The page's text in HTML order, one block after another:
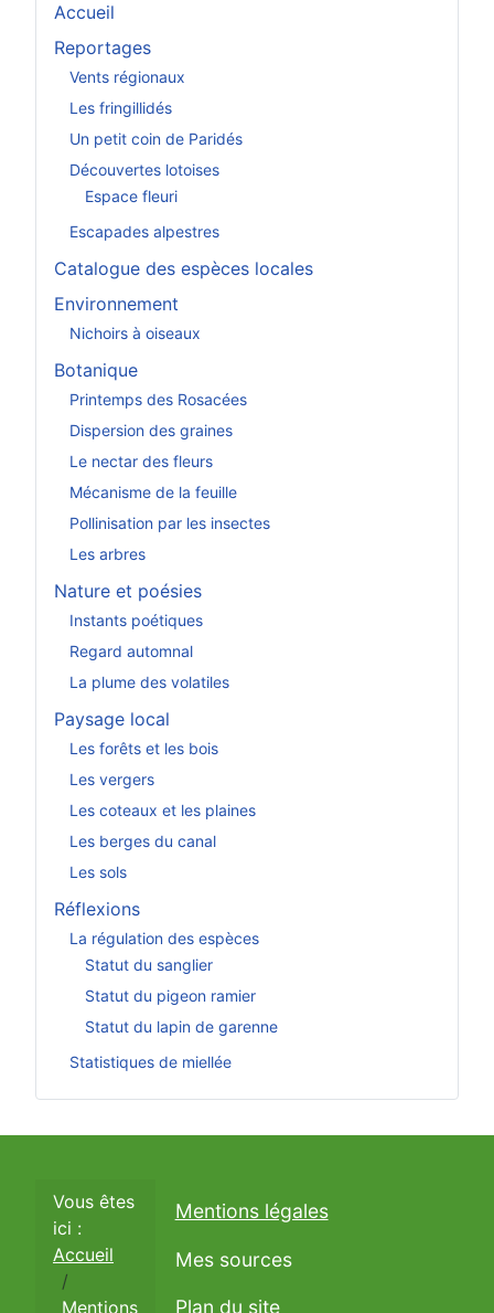
Accueil
Reportages
Vents régionaux
Les fringillidés
Un petit coin de Paridés
Découvertes lotoises
Espace fleuri
Escapades alpestres
Catalogue des espèces locales
Environnement
Nichoirs à oiseaux
Botanique
Printemps des Rosacées
Dispersion des graines
Le nectar des fleurs
Mécanisme de la feuille
Pollinisation par les insectes
Les arbres
Nature et poésies
Instants poétiques
Regard automnal
La plume des volatiles
Paysage local
Les forêts et les bois
Les vergers
Les coteaux et les plaines
Les berges du canal
Les sols
Réflexions
La régulation des espèces
Statut du sanglier
Statut du pigeon ramier
Statut du lapin de garenne
Statistiques de miellée
Vous êtes
ici :
Accueil
Mentions
Mentions légales
Mes sources
Plan du site